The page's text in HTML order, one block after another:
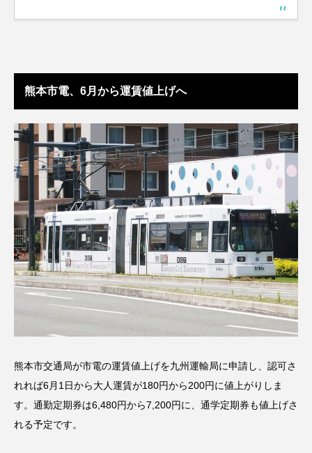
熊本市電、6月から運賃値上げへ
熊本市交通局が市電の運賃値上げを九州運輸局に申請し、認可さ
れれば6月1日から大人運賃が180円から200円に値上がりしま
す。通勤定期券は6,480円から7,200円に、通学定期券も値上げさ
れる予定です。